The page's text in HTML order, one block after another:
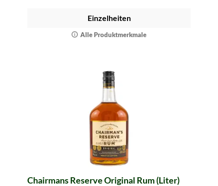
Einzelheiten
Alle Produktmerkmale
Chairmans Reserve Original Rum (Liter)